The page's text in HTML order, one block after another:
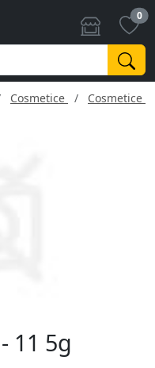
0
Cosmetice Cosmetice
11 5g